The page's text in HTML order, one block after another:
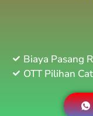
Biaya Pasang
OTT Pilihan